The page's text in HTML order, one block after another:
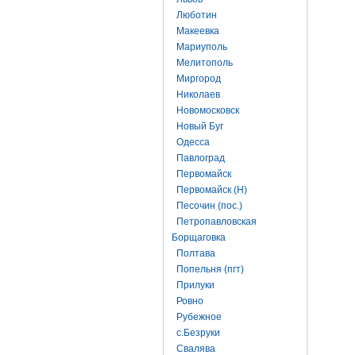
Люботин
Макеевка
Мариуполь
Мелитополь
Миргород
Николаев
Новомосковск
Новый Буг
Одесса
Павлоград
Первомайск
Первомайск (Н)
Песочин (пос.)
Петропавловская
Борщаговка
Полтава
Попельня (пгт)
Прилуки
Ровно
Рубежное
с.Безруки
Свалява